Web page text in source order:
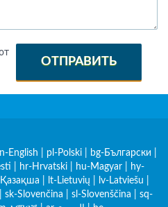
ОТПРАВИТЬ
English pl-Polski bg-Български
hr-Hrvatski hu-Magyar
hy-
lt-Lietuvių lv-Latviešu
sk-Slovenčina sl-Slovenščina
sq-